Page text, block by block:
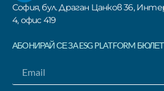
София, бул. Драган Цанков 36,
4, офис 419
АБОНИРАЙ СЕ ЗА ESG PLATFORM